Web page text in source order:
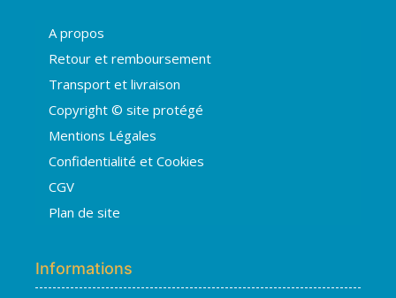
A propos
Retour et remboursement
Transport et livraison
Copyright © site protégé
Mentions Légales
Confidentialité et Cookies
CGV
Plan de site
Informations